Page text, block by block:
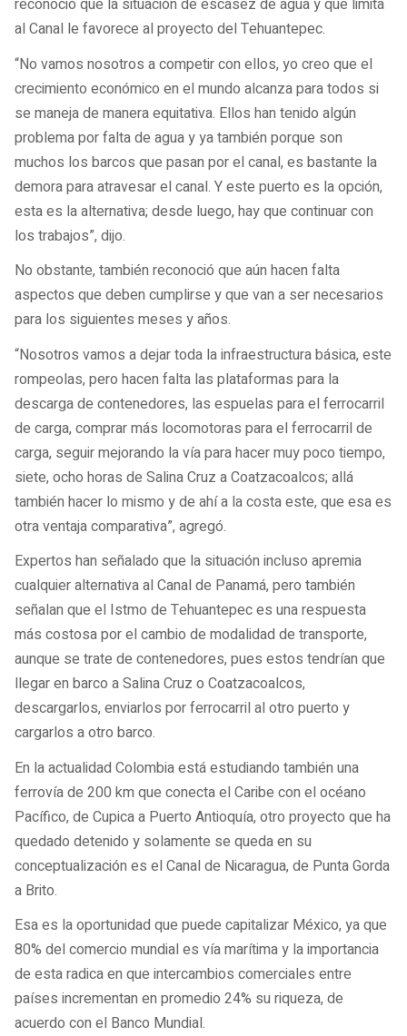
reconoció que la situación de escasez de agua y que limita
al Canal le favorece al proyecto del Tehuantepec.
“No vamos nosotros a competir con ellos, yo creo que el
crecimiento económico en el mundo alcanza para todos si
se maneja de manera equitativa. Ellos han tenido algún
problema por falta de agua y ya también porque son
muchos los barcos que pasan por el canal, es bastante la
demora para atravesar el canal. Y este puerto es la opción,
esta es la alternativa; desde luego, hay que continuar con
los trabajos”, dijo.
No obstante, también reconoció que aún hacen falta
aspectos que deben cumplirse y que van a ser necesarios
para los siguientes meses y años.
“Nosotros vamos a dejar toda la infraestructura básica, este
rompeolas, pero hacen falta las plataformas para la
descarga de contenedores, las espuelas para el ferrocarril
de carga, comprar más locomotoras para el ferrocarril de
carga, seguir mejorando la vía para hacer muy poco tiempo,
siete, ocho horas de Salina Cruz a Coatzacoalcos; allá
también hacer lo mismo y de ahí a la costa este, que esa es
otra ventaja comparativa”, agregó.
Expertos han señalado que la situación incluso apremia
cualquier alternativa al Canal de Panamá, pero también
señalan que el Istmo de Tehuantepec es una respuesta
más costosa por el cambio de modalidad de transporte,
aunque se trate de contenedores, pues estos tendrían que
llegar en barco a Salina Cruz o Coatzacoalcos,
descargarlos, enviarlos por ferrocarril al otro puerto y
cargarlos a otro barco.
En la actualidad Colombia está estudiando también una
ferrovía de 200 km que conecta el Caribe con el océano
Pacífico, de Cupica a Puerto Antioquía, otro proyecto que ha
quedado detenido y solamente se queda en su
conceptualización es el Canal de Nicaragua, de Punta Gorda
a Brito.
Esa es la oportunidad que puede capitalizar México, ya que
80% del comercio mundial es vía marítima y la importancia
de esta radica en que intercambios comerciales entre
países incrementan en promedio 24% su riqueza, de
acuerdo con el Banco Mundial.